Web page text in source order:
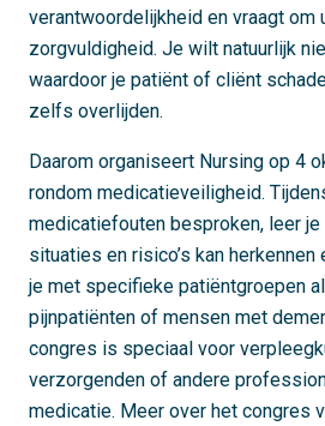
verantwoordelijkheid en vraagt om
zorgvuldigheid. Je wilt natuurlijk
waardoor je patiënt of cliënt
zelfs overlijden.
Daarom organiseert Nursing op 4
rondom medicatieveiligheid.
medicatiefouten besproken, leer
situaties en risico’s kan
je met specifieke patiëntgroepen
pijnpatiënten of mensen met
congres is speciaal voor
verzorgenden of andere
medicatie. Meer over het congres